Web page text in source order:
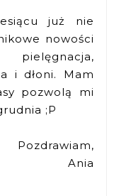
już nie
nowości
pielęgnacja,
i dłoni. Mam
pozwolą mi
;P
Pozdrawiam,
Ania